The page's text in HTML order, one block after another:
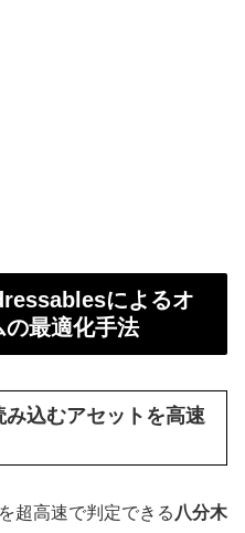
によるオ
最適化手法
み込むアセットを高速
超高速で判定できる 八分木